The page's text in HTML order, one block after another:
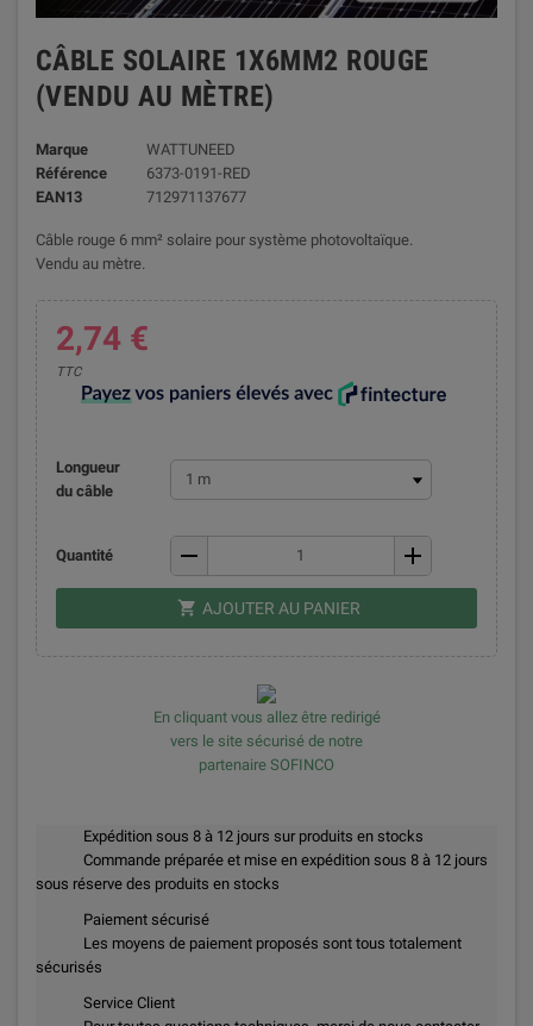
CÂBLE SOLAIRE 1X6MM2 ROUGE
(VENDU AU MÈTRE)
Marque
WATTUNEED
Référence
6373-0191-RED
EAN13
712971137677
Câble rouge 6 mm² solaire pour système photovoltaïque.
Vendu au mètre.
2,74 €
TTC
Longueur
du câble
Quantité remove add
shopping_cart AJOUTER AU PANIER
En cliquant vous allez être redirigé
vers le site sécurisé de notre
partenaire SOFINCO
Expédition sous 8 à 12 jours sur produits en stocks
Commande préparée et mise en expédition sous 8 à 12 jours
sous réserve des produits en stocks
Paiement sécurisé
Les moyens de paiement proposés sont tous totalement
sécurisés
Service Client